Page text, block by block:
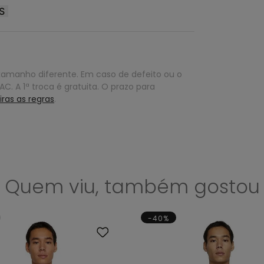
diferente. Em caso de defeito ou o
A 1ª troca é gratuita. O prazo para
as regras.
Quem viu, também gostou
-40%